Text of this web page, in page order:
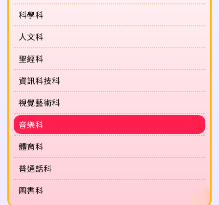
科學科
人文科
聖經科
資訊科技科
視覺藝術科
音樂科
體育科
普通話科
圖書科